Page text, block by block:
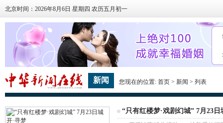
北京时间：2026年8月6日 星期四 农历五月初一
新闻 您现在的位置:首页 >新闻 > 列表
“只有红楼梦·戏剧幻城” 7月23日